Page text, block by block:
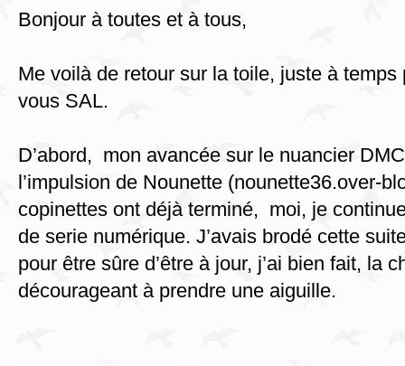
Bonjour à toutes et à tous,
Me voilà de retour sur la toile, juste à temps
vous SAL.
D’abord, mon avancée sur le nuancier
l’impulsion de Nounette (nounette36.over-
copinettes ont déjà terminé, moi, je
de serie numérique. J’avais brodé cette
pour être sûre d’être à jour, j’ai bien fait, la
décourageant à prendre une aiguille.